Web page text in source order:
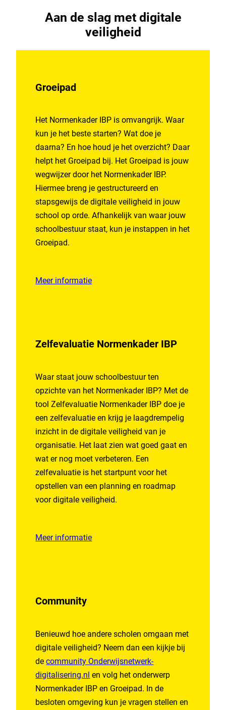
Aan de slag met digitale
veiligheid
Groeipad
Het Normenkader IBP is omvangrijk. Waar
kun je het beste starten? Wat doe je
daarna? En hoe houd je het overzicht? Daar
helpt het Groeipad bij. Het Groeipad is jouw
wegwijzer door het Normenkader IBP.
Hiermee breng je gestructureerd en
stapsgewijs de digitale veiligheid in jouw
school op orde. Afhankelijk van waar jouw
schoolbestuur staat, kun je instappen in het
Groeipad.
Meer informatie
Zelfevaluatie Normenkader IBP
Waar staat jouw schoolbestuur ten
opzichte van het Normenkader IBP? Met de
tool Zelfevaluatie Normenkader IBP doe je
een zelfevaluatie en krijg je laagdrempelig
inzicht in de digitale veiligheid van je
organisatie. Het laat zien wat goed gaat en
wat er nog moet verbeteren. Een
zelfevaluatie is het startpunt voor het
opstellen van een planning en roadmap
voor digitale veiligheid.
Meer informatie
Community
Benieuwd hoe andere scholen omgaan met
digitale veiligheid? Neem dan een kijkje bij
decommunity Onderwijsnetwerk-
digitalisering.nl en volg het onderwerp
Normenkader IBP en Groeipad. In de
besloten omgeving kun je vragen stellen en